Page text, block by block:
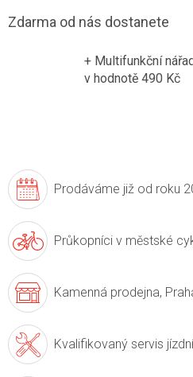
Zdarma od nás dostanete
+ Multifunkční
v hodnotě 490 Kč
Prodáváme již od roku
Průkopníci v městské
Kamenná prodejna,
Kvalifikovaný servis